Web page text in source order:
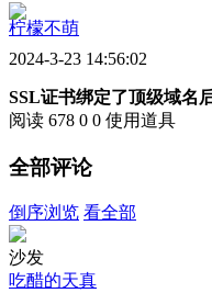
柠檬不萌
2024-3-23 14:56:02
SSL证书绑定了顶级域名
阅读 678 0 0 使用道具
全部评论
倒序浏览 看全部
沙发
吃醋的天真